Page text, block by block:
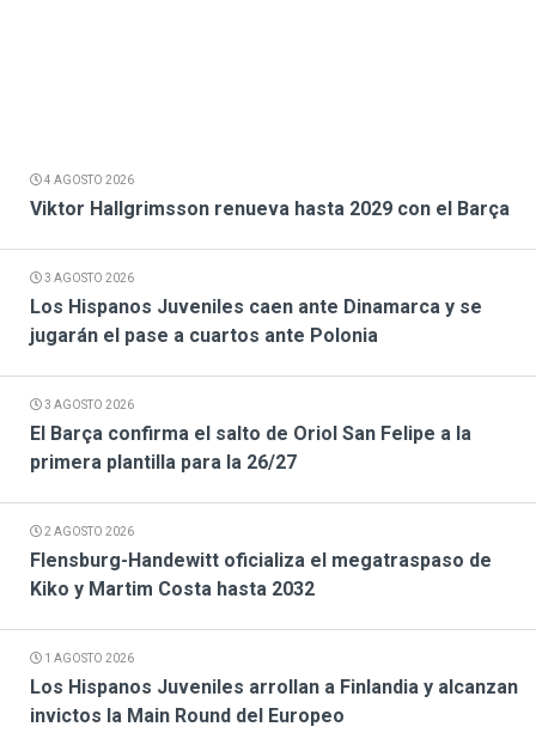
4 AGOSTO 2026
Viktor Hallgrimsson renueva hasta 2029 con el Barça
3 AGOSTO 2026
Los Hispanos Juveniles caen ante Dinamarca y se
jugarán el pase a cuartos ante Polonia
3 AGOSTO 2026
El Barça confirma el salto de Oriol San Felipe a la
primera plantilla para la 26/27
2 AGOSTO 2026
Flensburg-Handewitt oficializa el megatraspaso de
Kiko y Martim Costa hasta 2032
1 AGOSTO 2026
Los Hispanos Juveniles arrollan a Finlandia y alcanzan
invictos la Main Round del Europeo